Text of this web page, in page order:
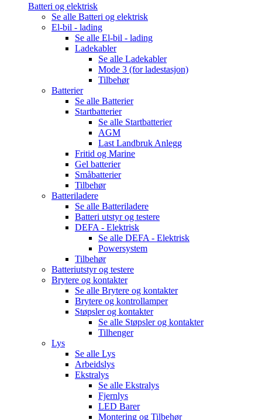
Batteri og elektrisk
Se alle Batteri og elektrisk
El-bil - lading
Se alle El-bil - lading
Ladekabler
Se alle Ladekabler
Mode 3 (for ladestasjon)
Tilbehør
Batterier
Se alle Batterier
Startbatterier
Se alle Startbatterier
AGM
Last Landbruk Anlegg
Fritid og Marine
Gel batterier
Småbatterier
Tilbehør
Batteriladere
Se alle Batteriladere
Batteri utstyr og testere
DEFA - Elektrisk
Se alle DEFA - Elektrisk
Powersystem
Tilbehør
Batteriutstyr og testere
Brytere og kontakter
Se alle Brytere og kontakter
Brytere og kontrollamper
Støpsler og kontakter
Se alle Støpsler og kontakter
Tilhenger
Lys
Se alle Lys
Arbeidslys
Ekstralys
Se alle Ekstralys
Fjernlys
LED Barer
Montering og Tilbehør